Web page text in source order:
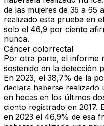
de las mujeres de 35 a 65
realizado esta prueba en
solo el 46,9 por ciento
nunca.
Cáncer colorrectal
Por otra parte, el informe
sostenido en la detección
En 2023, el 38,7% de la
declara haberse realizado
en heces en los últimos
ciento registrado en 2017.
en 2023 el 46,9% de esa